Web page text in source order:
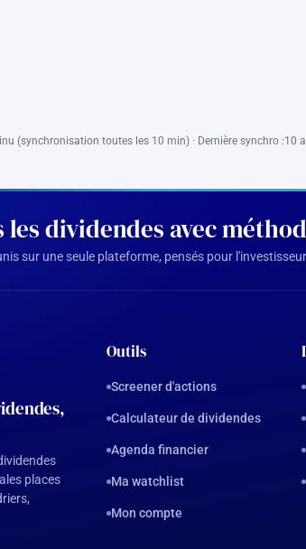
(synchronisation toutes les 10 min) · Dernière synchro :10
les dividendes avec
sur une seule plateforme, pensés pour
places
Outils
Screener d'actions
Calculateur de dividendes
Agenda financier
Ma watchlist
Mon compte